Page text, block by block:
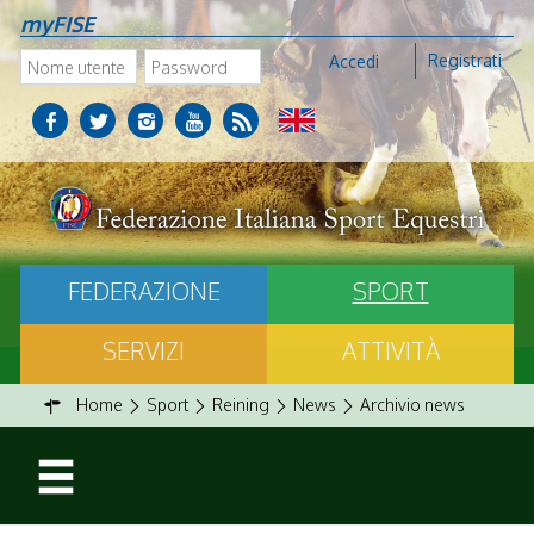
myFISE
Accedi Registrati
FEDERAZIONE
SPORT
SERVIZI
ATTIVITÀ
Home Sport Reining News Archivio news